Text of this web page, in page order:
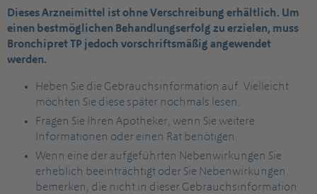
Dieses Arzneimittel ist ohne Verschreibung erhältlich. Um
einen bestmöglichen Behandlungserfolg zu erzielen, muss
Bronchipret TP jedoch vorschriftsmäßig angewendet
werden.
Heben Sie die Gebrauchsinformation auf. Vielleicht
möchten Sie diese später nochmals lesen.
Fragen Sie Ihren Apotheker, wenn Sie weitere
Informationen oder einen Rat benötigen.
Wenn eine der aufgeführten Nebenwirkungen Sie
erheblich beeinträchtigt oder Sie Nebenwirkungen
bemerken, die nicht in dieser Gebrauchsinformation